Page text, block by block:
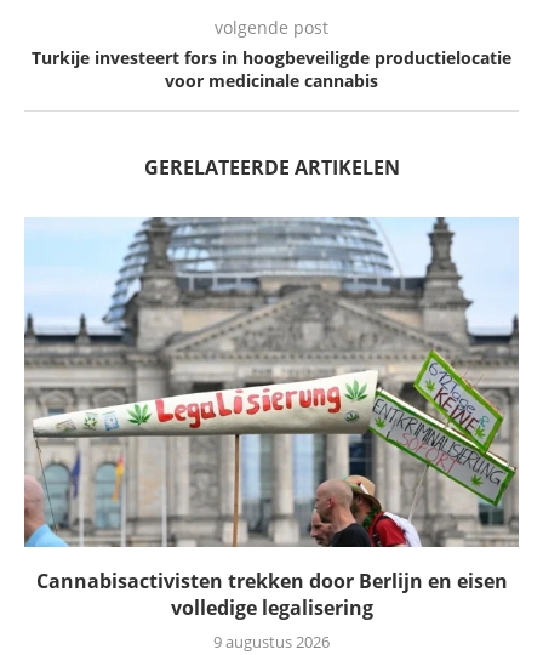
volgende post
Turkije investeert fors in hoogbeveiligde productielocatie
voor medicinale cannabis
GERELATEERDE ARTIKELEN
Cannabisactivisten trekken door Berlijn en eisen
volledige legalisering
9 augustus 2026